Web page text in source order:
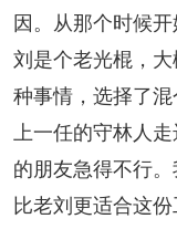
因。从那个时候
刘是个老光棍，
种事情，选择了混
上一任的守林人
的朋友急得不行
比老刘更适合这